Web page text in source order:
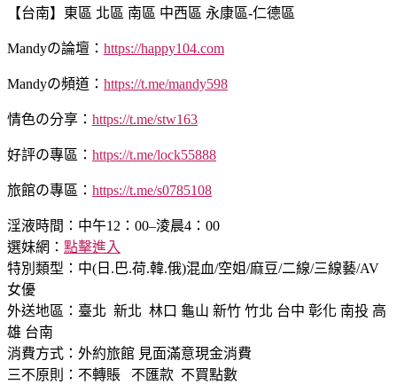
【台南】東區 北區 南區 中西區 永康區-仁德區
Mandyの論壇： https://happy104.com
Mandyの頻道： https://t.me/mandy598
情色の分享： https://t.me/stw163
好評の專區： https://t.me/lock55888
旅館の專區： https://t.me/s0785108
淫液時間：中午12：00–淩晨4：00
選妹網： 點擊進入
特別類型：中(日.巴.荷.韓.俄)混血/空姐/麻豆/二線/三線藝/AV
女優
外送地區：臺北 新北 林口 龜山 新竹 竹北 台中 彰化 南投 高
雄 台南
消費方式：外約旅館 見面滿意現金消費
三不原則：不轉賬 不匯款 不買點數